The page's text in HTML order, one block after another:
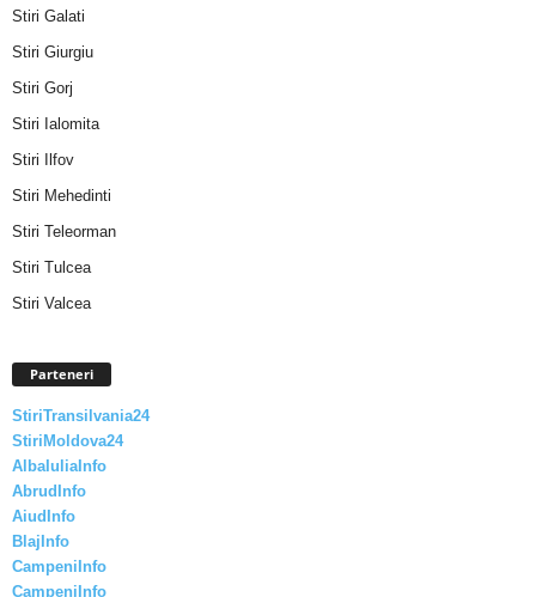
Stiri Galati
Stiri Giurgiu
Stiri Gorj
Stiri Ialomita
Stiri Ilfov
Stiri Mehedinti
Stiri Teleorman
Stiri Tulcea
Stiri Valcea
Parteneri
StiriTransilvania24
StiriMoldova24
AlbaIuliaInfo
AbrudInfo
AiudInfo
BlajInfo
CampeniInfo
CampeniInfo